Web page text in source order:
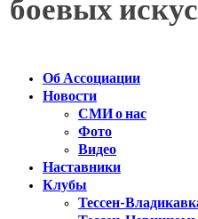
Об Ассоциации
Новости
СМИ о нас
Фото
Видео
Наставники
Клубы
Тессен-